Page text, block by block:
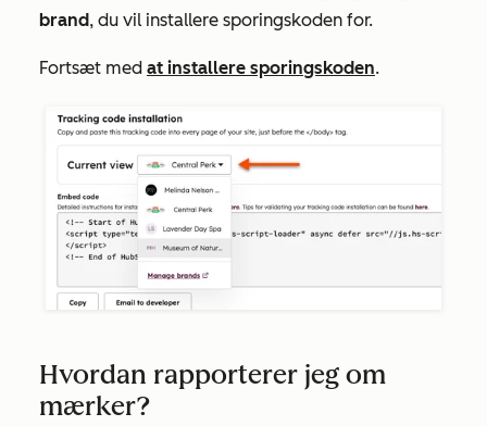
brand, du vil installere sporingskoden for.
Fortsæt med at installere sporingskoden.
Hvordan rapporterer jeg om
mærker?